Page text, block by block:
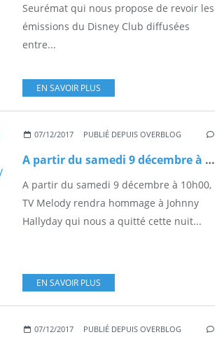
Seurémat qui nous propose de revoir les
émissions du Disney Club diffusées
entre...
EN SAVOIR PLUS
07/12/2017 PUBLIÉ DEPUIS OVERBLOG
A partir du samedi 9 décembre à 10h00, TV Melody rediffusera un "Télé-Dimanche" consacré à Johnny Hallyday
A partir du samedi 9 décembre à 10h00,
TV Melody rendra hommage à Johnny
Hallyday qui nous a quitté cette nuit...
EN SAVOIR PLUS
07/12/2017 PUBLIÉ DEPUIS OVERBLOG